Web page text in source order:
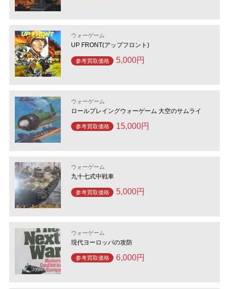
ウォーゲーム
UP FRONT(アップフロント)
参考買取価格 5,000円
ウォーゲーム
ロールプレイングウォーゲーム 大空のサムライ
参考買取価格 15,000円
ウォーゲーム
九十七式中戦車
参考買取価格 5,000円
ウォーゲーム
現代ヨーロッパの攻防
参考買取価格 6,000円